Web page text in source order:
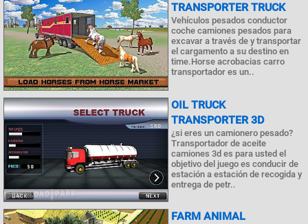
TRANSPORTER TRUCK
Vehículos pesados conductor
coche camiones pesados para
excavar a través de y transportar
el cargamento a su destino en
time.Horse acrobacias carro
transportador es un..
OIL TRUCK
TRANSPORTER 3D
¿si eres un camionero pesado?
Transportador de aceite
camiones 3d es para usted el
objetivo del juego es conducir de
estación a estación de recogida y
entrega de petr..
FARM ANIMAL